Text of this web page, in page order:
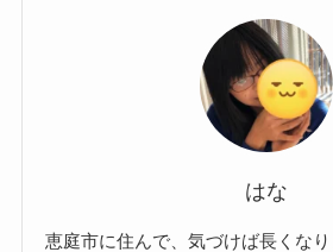
はな
恵庭市に住んで、気づけば長くなり